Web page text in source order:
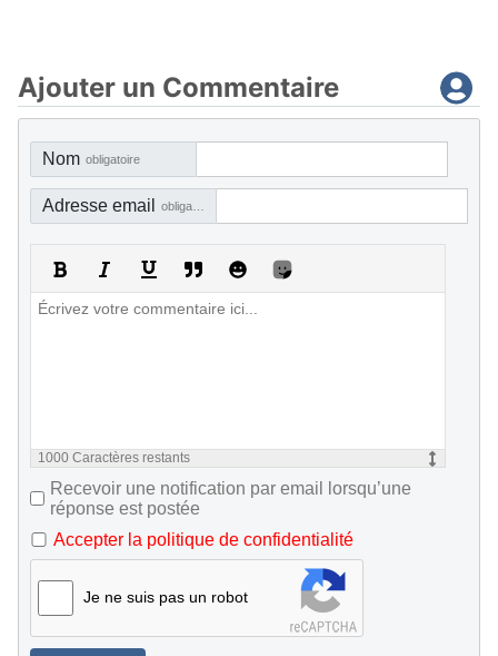
Ajouter un Commentaire
Nom obligatoire
Adresse email
1000 Caractères restants
Recevoir une notification par email lorsqu’une
réponse est postée
Accepter la politique de confidentialité
Je ne suis pas un robot